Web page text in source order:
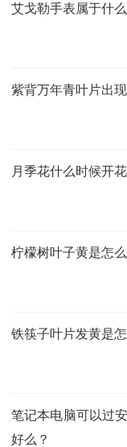
艾戈勒手表属于什
紫背万年青叶片出
月季花什么时候开
柠檬树叶子黄是怎
铁筷子叶片发黄是
笔记本电脑可以过
好么？